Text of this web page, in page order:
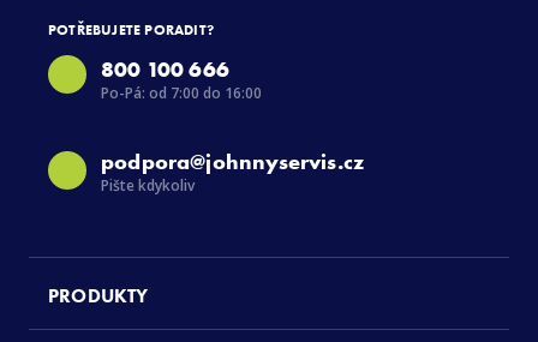
POTŘEBUJETE PORADIT?
800 100 666
Po-Pá: od 7:00 do 16:00
podpora@johnnyservis.cz
Pište kdykoliv
PRODUKTY